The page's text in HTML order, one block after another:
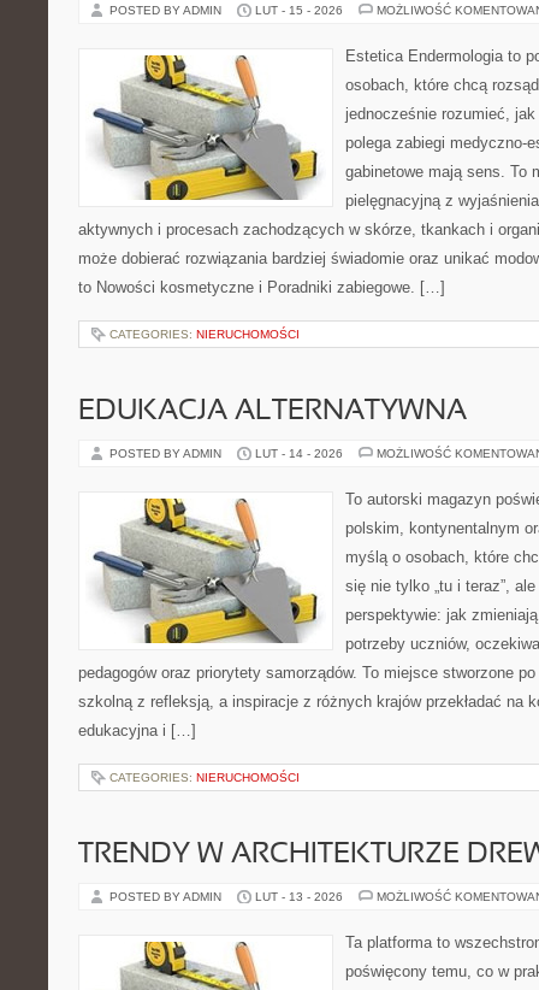
POSTED BY ADMIN LUT - 15 - 2026 MOŻLIWOŚĆ
Estetica Endermologia to
osobach, które chcą
jednocześnie rozumieć,
polega zabiegi medyczno-
gabinetowe mają sens. To
pielęgnacyjną z
aktywnych i procesach zachodzących w skórze, tkankach i
może dobierać rozwiązania bardziej świadomie oraz unikać
to Nowości kosmetyczne i Poradniki zabiegowe. […]
CATEGORIES: NIERUCHOMOŚCI
EDUKACJA ALTERNATYWNA
POSTED BY ADMIN LUT - 14 - 2026 MOŻLIWOŚĆ
To autorski magazyn
polskim, kontynentalnym
myślą o osobach, które
się nie tylko „tu i teraz”,
perspektywie: jak
potrzeby uczniów,
pedagogów oraz priorytety samorządów. To miejsce stworzone
szkolną z refleksją, a inspiracje z różnych krajów przekładać na
edukacyjna i […]
CATEGORIES: NIERUCHOMOŚCI
TRENDY W ARCHITEKTURZE
POSTED BY ADMIN LUT - 13 - 2026 MOŻLIWOŚĆ
Ta platforma to
poświęcony temu, co w